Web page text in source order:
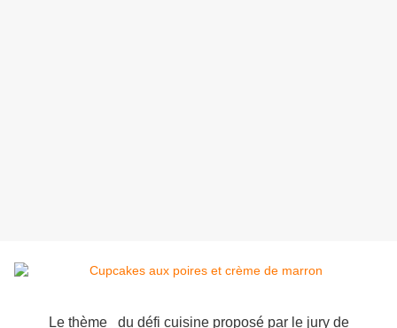
Le thème du défi cuisine proposé par le jury de